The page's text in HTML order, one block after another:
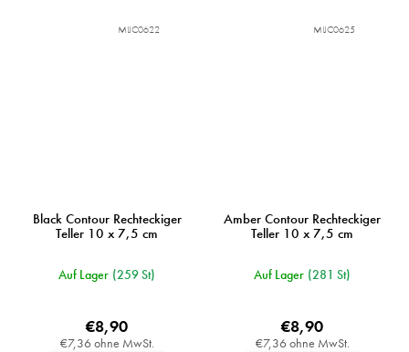
Black Contour Rechteckiger
Teller 10 x 7,5 cm
Auf Lager (259 St)
€7,36 ohne MwSt.
€8,90
MIJC0622
Amber Contour Rechteckiger
Teller 10 x 7,5 cm
Auf Lager (281 St)
€7,36 ohne MwSt.
€8,90
MIJC0625